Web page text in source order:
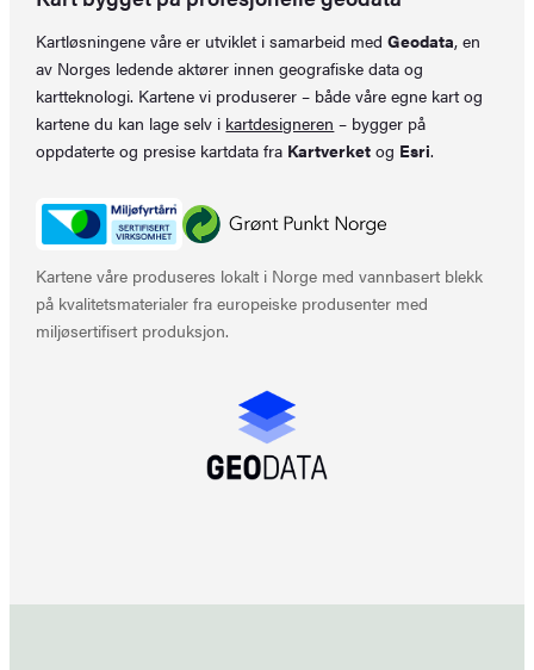
Kartløsningene våre er utviklet i samarbeid medGeodata, en
av Norges ledende aktører innen geografiske data og
kartteknologi. Kartene vi produserer – både våre egne kart og
kartene du kan lage selv i kartdesigneren – bygger på
oppdaterte og presise kartdata fra Kartverket og Esri.
Kartene våre produseres lokalt i Norge med vannbasert blekk
på kvalitetsmaterialer fra europeiske produsenter med
miljøsertifisert produksjon.